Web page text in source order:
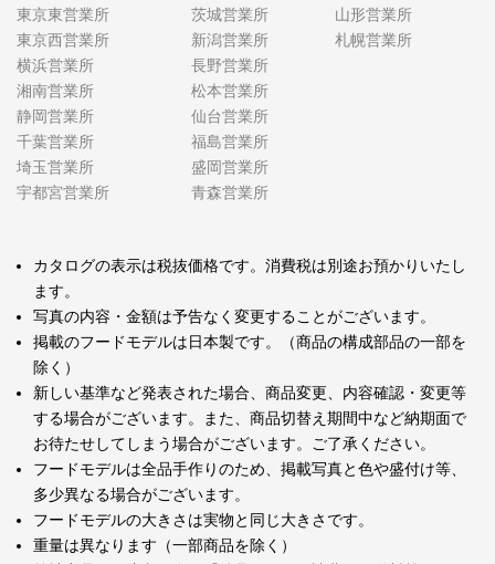
東京東営業所
東京西営業所
横浜営業所
湘南営業所
静岡営業所
千葉営業所
埼玉営業所
宇都宮営業所
茨城営業所
新潟営業所
長野営業所
松本営業所
仙台営業所
福島営業所
盛岡営業所
青森営業所
山形営業所
札幌営業所
カタログの表示は税抜価格です。消費税は別途お預かりいたし
ます。
写真の内容・金額は予告なく変更することがございます。
掲載のフードモデルは日本製です。（商品の構成部品の一部を
除く）
新しい基準など発表された場合、商品変更、内容確認・変更等
する場合がございます。また、商品切替え期間中など納期面で
お待たせしてしまう場合がございます。ご了承ください。
フードモデルは全品手作りのため、掲載写真と色や盛付け等、
多少異なる場合がございます。
フードモデルの大きさは実物と同じ大きさです。
重量は異なります（一部商品を除く）